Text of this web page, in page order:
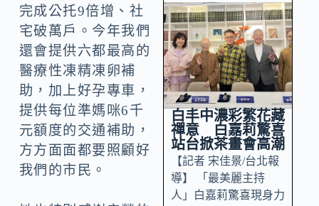
完成公托9倍增、社
宅破萬戶。今年我們
還會提供六都最高的
醫療性凍精凍卵補
助，加上好孕專車，
提供每位準媽咪6千
元額度的交通補助，
方方面面都要照顧好
我們的市民。
白丰中濃彩繁花藏
禪意 白嘉莉驚喜
站台掀茶畫會高潮
【記者 宋佳景/台北報
導】 「最美麗主持
人」白嘉莉驚喜現身力